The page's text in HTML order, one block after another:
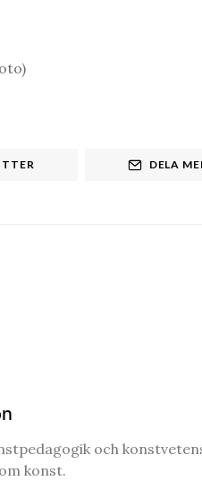
DELA
och
konst.